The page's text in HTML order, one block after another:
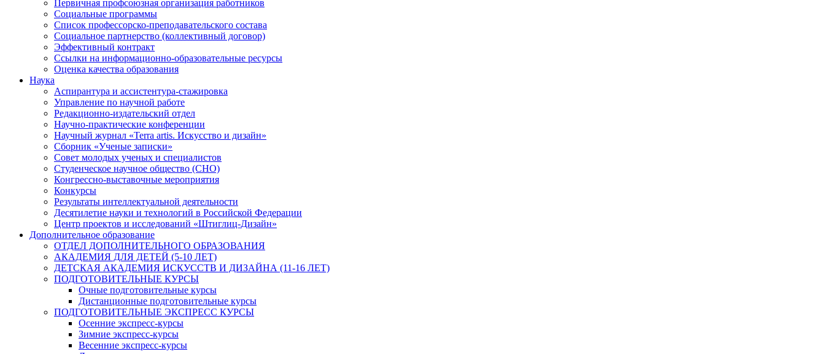
Первичная профсоюзная организация работников
Социальные программы
Список профессорско-преподавательского состава
Социальное партнерство (коллективный договор)
Эффективный контракт
Ссылки на информационно-образовательные ресурсы
Оценка качества образования
Наука
Аспирантура и ассистентура-стажировка
Управление по научной работе
Редакционно-издательский отдел
Научно-практические конференции
Научный журнал «Terra artis. Искусство и дизайн»
Сборник «Ученые записки»
Совет молодых ученых и специалистов
Студенческое научное общество (СНО)
Конгрессно-выставочные мероприятия
Конкурсы
Результаты интеллектуальной деятельности
Десятилетие науки и технологий в Российской Федерации
Центр проектов и исследований «Штиглиц-Дизайн»
Дополнительное образование
ОТДЕЛ ДОПОЛНИТЕЛЬНОГО ОБРАЗОВАНИЯ
АКАДЕМИЯ ДЛЯ ДЕТЕЙ (5-10 ЛЕТ)
ДЕТСКАЯ АКАДЕМИЯ ИСКУССТВ И ДИЗАЙНА (11-16 ЛЕТ)
ПОДГОТОВИТЕЛЬНЫЕ КУРСЫ
Очные подготовительные курсы
Дистанционные подготовительные курсы
ПОДГОТОВИТЕЛЬНЫЕ ЭКСПРЕСС КУРСЫ
Осенние экспресс-курсы
Зимние экспресс-курсы
Весенние экспресс-курсы